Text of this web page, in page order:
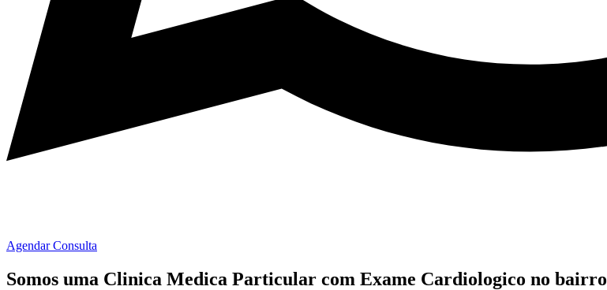
Agendar Consulta
Somos uma Clinica Medica Particular com Exame Cardiologico no bairro